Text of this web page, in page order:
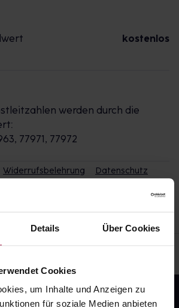
Details Über Cookies
Cookies
um Inhalte und Anzeigen zu
für soziale Medien anbieten
kostenlos
werden durch die
77971, 77972
Widerrufsbelehrung Datenschutz